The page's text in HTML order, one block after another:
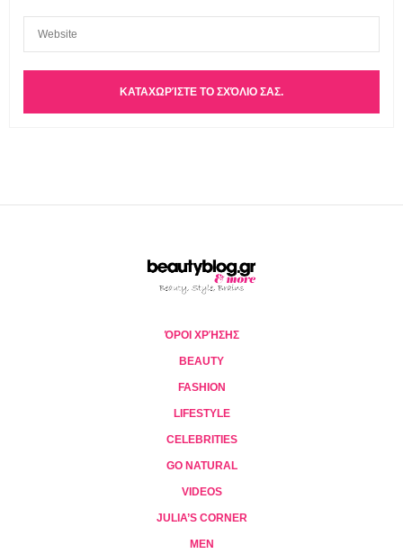
ΌΡΟΙ ΧΡΉΣΗΣ
BEAUTY
FASHION
LIFESTYLE
CELEBRITIES
GO NATURAL
VIDEOS
JULIA’S CORNER
MEN